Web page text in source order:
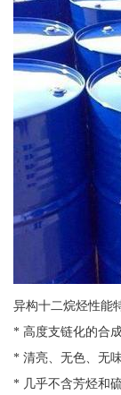
异构十二烷烃性能
* 高度支链化的合
* 清亮、无色、无
* 几乎不含芳烃和